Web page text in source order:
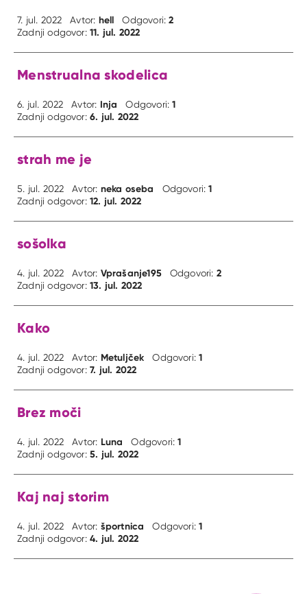
7. jul. 2022 Avtor: hell Odgovori:2
Zadnji odgovor:11. jul. 2022
Menstrualna skodelica
6. jul. 2022 Avtor: Inja Odgovori:1
Zadnji odgovor:6. jul. 2022
strah me je
5. jul. 2022 Avtor: neka oseba Odgovori:1
Zadnji odgovor:12. jul. 2022
sošolka
4. jul. 2022 Avtor: Vprašanje195 Odgovori: 2
Zadnji odgovor:13. jul. 2022
Kako
4. jul. 2022 Avtor: Metuljček Odgovori:1
Zadnji odgovor:7. jul. 2022
Brez moči
4. jul. 2022 Avtor: Luna Odgovori:1
Zadnji odgovor:5. jul. 2022
Kaj naj storim
4. jul. 2022 Avtor: športnica Odgovori:1
Zadnji odgovor:4. jul. 2022